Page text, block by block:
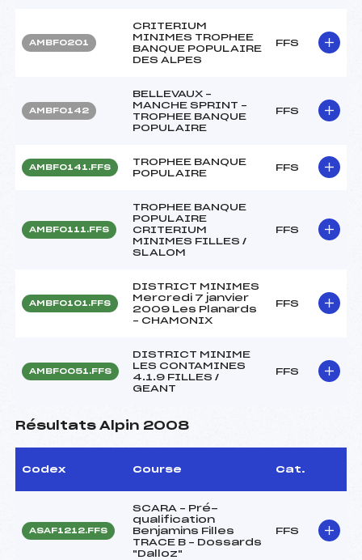
AMBF0201
CRITERIUM
MINIMES TROPHEE
BANQUE POPULAIRE
DES ALPES
FFS
AMBF0142
BELLEVAUX –
MANCHE SPRINT –
TROPHEE BANQUE
POPULAIRE
FFS
AMBF0141.FFS
TROPHEE BANQUE
POPULAIRE
FFS
AMBF0111.FFS
TROPHEE BANQUE
POPULAIRE
CRITERIUM
MINIMES FILLES /
SLALOM
FFS
AMBF0101.FFS
DISTRICT MINIMES
Mercredi 7 janvier
2009 Les Planards
– CHAMONIX
FFS
AMBF0051.FFS
DISTRICT MINIME
LES CONTAMINES
4.1.9 FILLES /
GEANT
FFS
Résultats Alpin 2008
Codex Course Cat.
ASAF1212.FFS
SCARA – Pré-
qualification
Benjamins Filles
TRACE B – Dossards
"Dalloz"
FFS